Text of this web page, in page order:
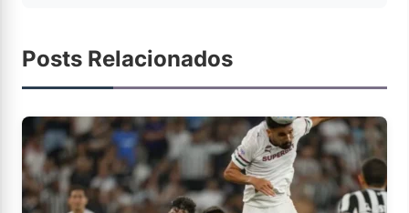
Posts Relacionados